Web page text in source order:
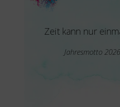
Zeit kann nur
Jahresmotto 2026